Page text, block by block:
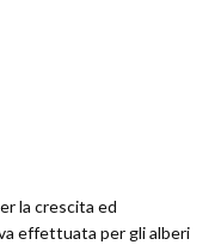
la crescita ed
effettuata per gli alberi